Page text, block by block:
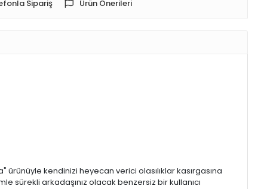
Sipariş Ürün Önerileri
ürünüyle kendinizi heyecan verici olasılıklar kasırgasına
sürekli arkadaşınız olacak benzersiz bir kullanıcı